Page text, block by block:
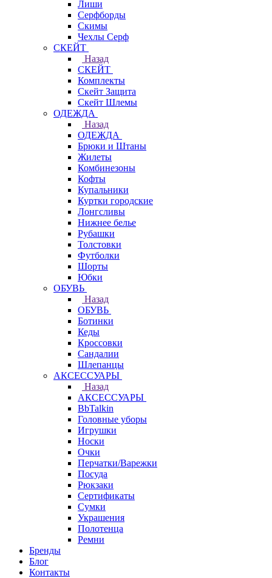
Лиши
Серфборды
Скимы
Чехлы Cерф
СКЕЙТ
Назад
СКЕЙТ
Комплекты
Скейт Защита
Скейт Шлемы
ОДЕЖДА
Назад
ОДЕЖДА
Брюки и Штаны
Жилеты
Комбинезоны
Кофты
Купальники
Куртки городские
Лонгсливы
Нижнее белье
Рубашки
Толстовки
Футболки
Шорты
Юбки
ОБУВЬ
Назад
ОБУВЬ
Ботинки
Кеды
Кроссовки
Сандалии
Шлепанцы
АКСЕССУАРЫ
Назад
АКСЕССУАРЫ
BbTalkin
Головные уборы
Игрушки
Носки
Очки
Перчатки/Варежки
Посуда
Рюкзаки
Сертификаты
Сумки
Украшения
Полотенца
Ремни
Бренды
Блог
Контакты